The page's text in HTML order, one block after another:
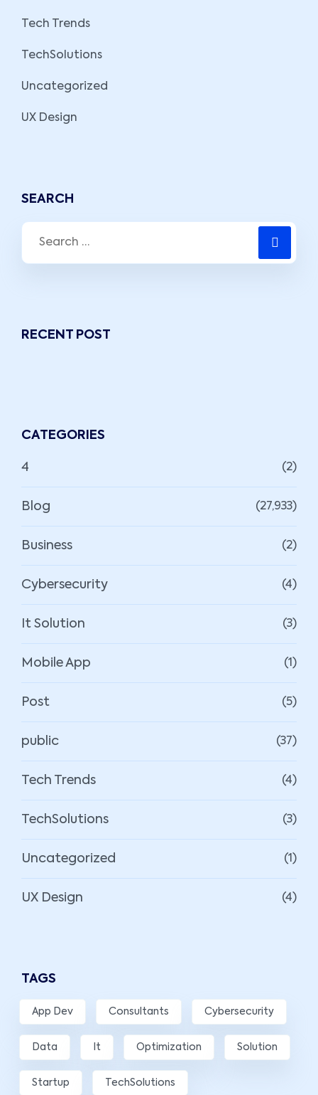
Tech Trends
TechSolutions
Uncategorized
UX Design
SEARCH
RECENT POST
CATEGORIES
4 (2)
Blog (27,933)
Business (2)
Cybersecurity (4)
It Solution (3)
Mobile App (1)
Post (5)
public (37)
Tech Trends (4)
TechSolutions (3)
Uncategorized (1)
UX Design (4)
TAGS
App Dev Consultants Cybersecurity
Data It Optimization Solution
Startup TechSolutions